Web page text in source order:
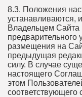
8.3. Положения
устанавливаются,
Владельцем Сайта
размещения на
предыдущая
силу. В случае
настоящего
этом
соответствующего